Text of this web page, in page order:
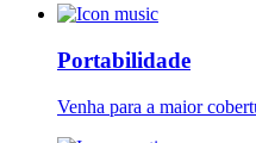
Portabilidade
Venha para a maior
Tocantins